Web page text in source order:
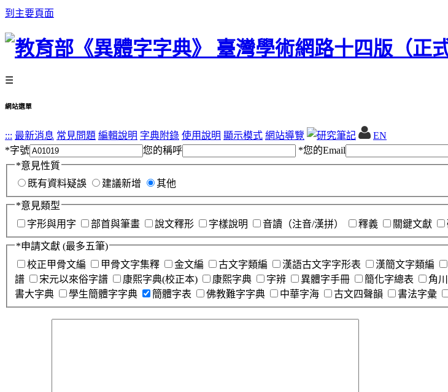
到主要頁面
☰
網站選單
::: 最新消息 常見問題 編輯說明 字典附錄 使用說明 顯示模式 網站導覽
EN
*字號 您的稱呼 *您的Email
*意見性質
既有資料疑誤
建議新增 其他
*意見類型
字形與用字
部首與筆畫 說文釋形 字樣說明 音讀（注音/漢拼） 釋義 關鍵文獻
*申請文獻 (最多五筆)
校正甲骨文編
甲骨文字集釋 金文編 古文字類編 漢語古文字字形表 漢簡文字類編
譜
宋元以來俗字譜 康熙字典(校正本) 康熙字典 字辨 異體字手冊 簡化字總表 角
書大字典
學生簡體字字典 簡體字表 佛教難字字典 中華字海 古文四聲韻 書法字彙